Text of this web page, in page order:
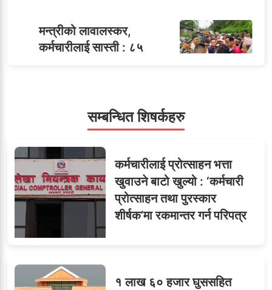
मन्त्रीको लावालस्कर,
कर्मचारीलाई सास्ती : ८५
६सहसचिवमा प्रथम भएका
विजयकुमार शर्माको लोकसेवा
टिप्स
७
सम्बन्धित शिषर्कहरु
कर्मचारीलाई प्रोत्साहन भत्ता
खुवाउने बाटो खुल्यो : ‘कर्मचारी
प्रोत्साहन तथा पुरस्कार
शीर्षक’मा रकमान्तर गर्न परिपत्र
१ लाख ६० हजार घुससहित